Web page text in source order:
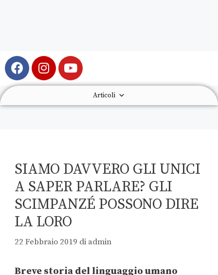
Articoli
SIAMO DAVVERO GLI UNICI
A SAPER PARLARE? GLI
SCIMPANZÉ POSSONO DIRE
LA LORO
22 Febbraio 2019 di admin
Breve storia del linguaggio umano